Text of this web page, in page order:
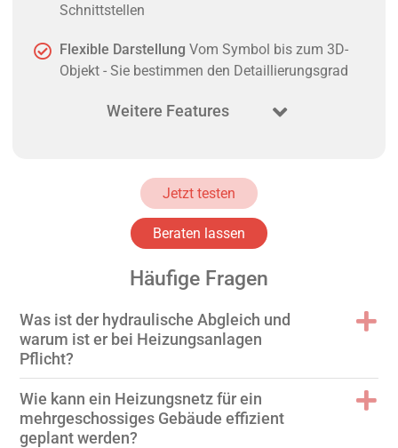
Schnittstellen
Flexible Darstellung Vom Symbol bis zum 3D-
Objekt - Sie bestimmen den Detaillierungsgrad
Weitere Features
Jetzt testen
Beraten lassen
Häufige Fragen
Was ist der hydraulische Abgleich und
warum ist er bei Heizungsanlagen
Pflicht?
Wie kann ein Heizungsnetz für ein
mehrgeschossiges Gebäude effizient
geplant werden?